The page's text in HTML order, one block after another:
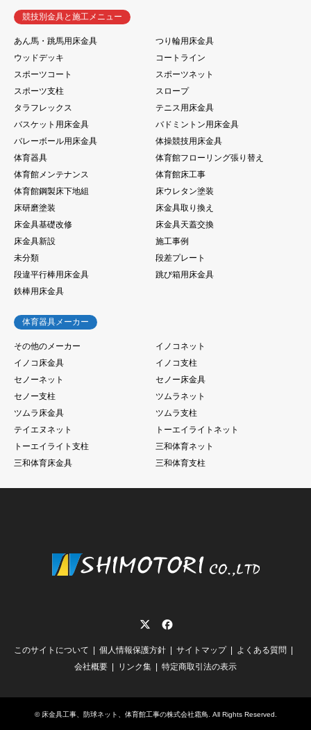
競技別金具と施工メニュー
あん馬・跳馬用床金具
つり輪用床金具
ウッドデッキ
コートライン
スポーツコート
スポーツネット
スポーツ支柱
スロープ
タラフレックス
テニス用床金具
バスケット用床金具
バドミントン用床金具
バレーボール用床金具
体操競技用床金具
体育器具
体育館フローリング張り替え
体育館メンテナンス
体育館床工事
体育館鋼製床下地組
床ウレタン塗装
床研磨塗装
床金具取り換え
床金具基礎改修
床金具天蓋交換
床金具新設
施工事例
未分類
段差プレート
段違平行棒用床金具
跳び箱用床金具
鉄棒用床金具
体育器具メーカー
その他のメーカー
イノコネット
イノコ床金具
イノコ支柱
セノーネット
セノー床金具
セノー支柱
ツムラネット
ツムラ床金具
ツムラ支柱
テイエヌネット
トーエイライトネット
トーエイライト支柱
三和体育ネット
三和体育床金具
三和体育支柱
このサイトについて 個人情報保護方針 サイトマップ
よくある質問
会社概要
リンク集 特定商取引法の表示
© 床金具工事、防球ネット、体育館工事の株式会社霜鳥 . All Rights Reserved.